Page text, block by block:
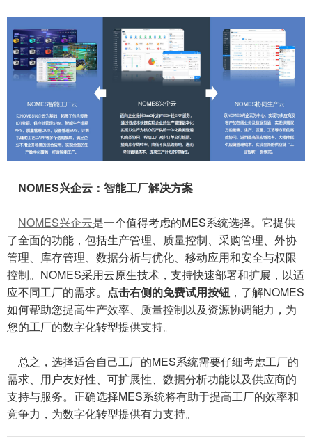
NOMES兴企云：智能工厂解决方案
NOMES兴企云是一个值得考虑的MES系统选择。它提供
了全面的功能，包括生产管理、质量控制、采购管理、外协
管理、库存管理、数据分析与优化、移动应用和安全与权限
控制。NOMES采用云原生技术，支持快速部署和扩展，以适
应不同工厂的需求。 点击右侧的免费试用按钮 ，了解NOMES
如何帮助您提高生产效率、质量控制以及资源协调能力，为
您的工厂的数字化转型提供支持。
总之，选择适合自己工厂的MES系统需要仔细考虑工厂的
需求、用户友好性、可扩展性、数据分析功能以及供应商的
支持与服务。正确选择MES系统将有助于提高工厂的效率和
竞争力，为数字化转型提供有力支持。